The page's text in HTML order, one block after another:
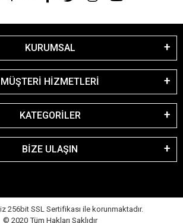
KURUMSAL
MÜŞTERİ HİZMETLERİ
KATEGORİLER
BİZE ULAŞIN
256bit SSL Sertifikası ile korunmaktadır.
© 2020 Tüm Hakları Saklıdır